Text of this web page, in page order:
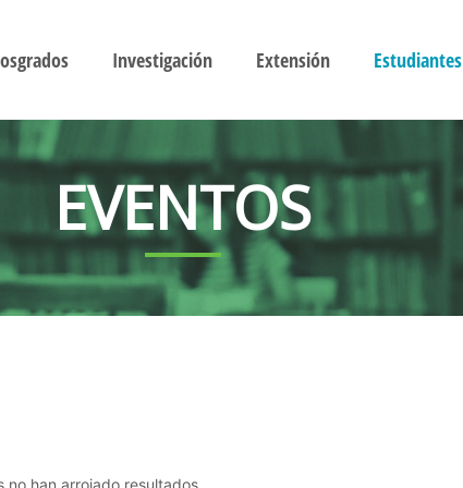
Investigación Extensión Estudiantes
EVENTOS
no han arrojado resultados